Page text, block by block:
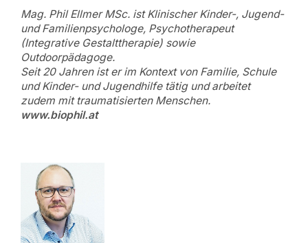
Mag. Phil Ellmer MSc. ist Klinischer Kinder-, Jugend-
und Familienpsychologe, Psychotherapeut
(Integrative Gestalttherapie) sowie
Outdoorpädagoge.
Seit 20 Jahren ist er im Kontext von Familie, Schule
und Kinder- und Jugendhilfe tätig und arbeitet
zudem mit traumatisierten Menschen.
www.biophil.at